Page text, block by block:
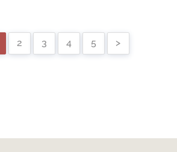
2 3 4 5 >